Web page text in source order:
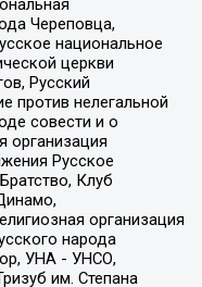
Череповца,
национальное
церкви
Русский
против нелегальной
совести и о
организация
Русское
Клуб
организация
народа
УНА - УНСО,
им. Степана